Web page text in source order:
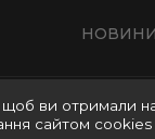
Ахметова
ви отримали
сайтом